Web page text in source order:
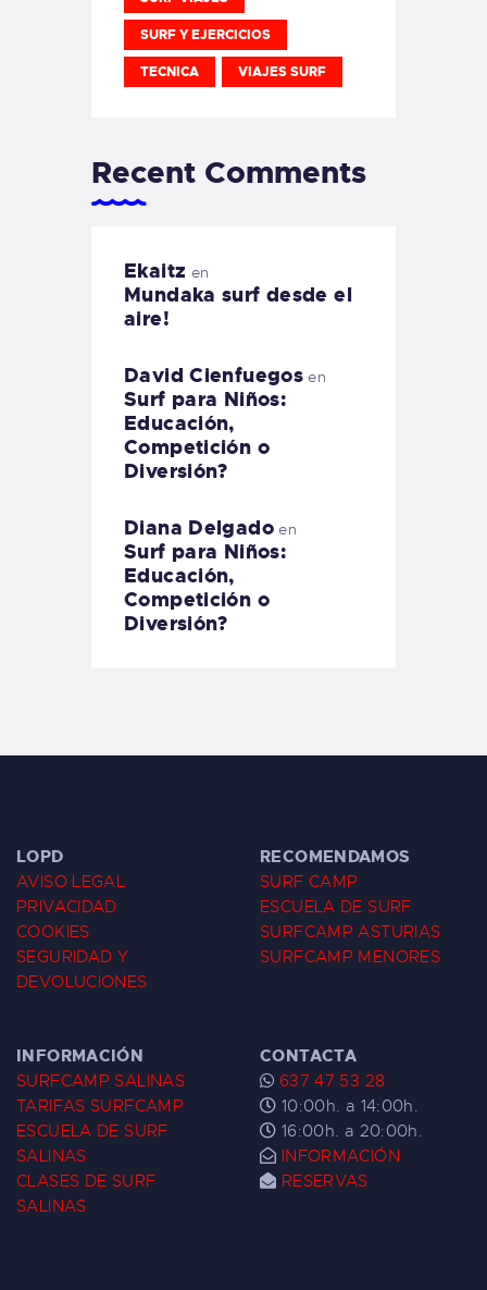
SURF Y EJERCICIOS
TECNICA VIAJES SURF
Recent Comments
Ekaitz en
Mundaka surf desde el
aire!
David Cienfuegos en
Surf para Niños:
Educación,
Competición o
Diversión?
Diana Delgadoen
Surf para Niños:
Educación,
Competición o
Diversión?
LOPD
AVISO LEGAL
PRIVACIDAD
COOKIES
SEGURIDAD Y
DEVOLUCIONES
RECOMENDAMOS
SURF CAMP
ESCUELA DE SURF
SURFCAMP ASTURIAS
SURFCAMP MENORES
INFORMACIÓN
SURFCAMP SALINAS
TARIFAS SURFCAMP
ESCUELA DE SURF
SALINAS
CLASES DE SURF
SALINAS
CONTACTA
637 47 53 28
10:00h. a 14:00h.
16:00h. a 20:00h.
INFORMACIÓN
RESERVAS